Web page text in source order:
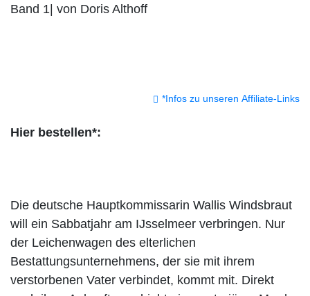
Band 1| von Doris Althoff
*Infos zu unseren Affiliate-Links
Hier bestellen*:
Die deutsche Hauptkommissarin Wallis Windsbraut
will ein Sabbatjahr am IJsselmeer verbringen. Nur
der Leichenwagen des elterlichen
Bestattungsunternehmens, der sie mit ihrem
verstorbenen Vater verbindet, kommt mit. Direkt